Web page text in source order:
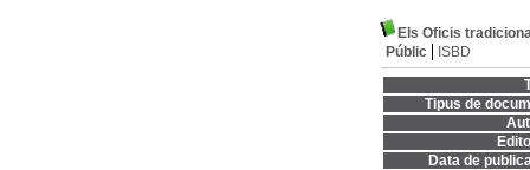
Els Oficis
Públic
ISBD
Tipus de
Data de